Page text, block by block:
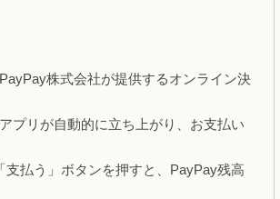
株式会社が提供するオンライン決
プリが自動的に立ち上がり、お支払い
払う」ボタンを押すと、PayPay残高